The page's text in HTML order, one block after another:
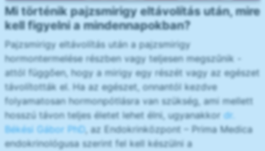
Mi történik pajzsmirigy eltávolítás után, mire
kell figyelni a mindennapokban?
Pajzsmirigy eltávolítás után a pajzsmirigy
hormontermelése részben vagy teljesen megszűnik -
attól függően, hogy a mirigy egy részét vagy az egészet
távolították el. Ha az egészet, onnantól kezdve
folyamatosan hormonpótlásra van szükség, ami mellett
hosszú távon teljes életet lehet élni, ugyanakkor dr.
Békési Gábor PhD
, az Endokrinközpont – Prima Medica
endokrinológusa szerint fel kell készülni a